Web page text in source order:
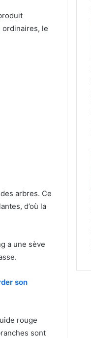
ordinaires, le
arbres. Ce
d’où la
a une sève
son
rouge
sont